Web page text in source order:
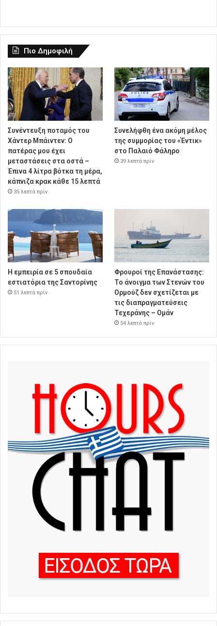
Πιο Δημοφιλή
Συνέντευξη ποταμός του
Χάντερ Μπάιντεν: Ο
πατέρας μου έχει
μεταστάσεις στα οστά –
Έπινα 4 λίτρα βότκα τη μέρα,
κάπνιζα κρακ κάθε 15 λεπτά
35 λεπτά πρίν
Συνελήφθη ένα ακόμη μέλος
της συμμορίας του «Έντικ»
στο Παλαιό Φάληρο
39 λεπτά πρίν
Η εμπειρία σε 5 σπουδαία
εστιατόρια της Σαντορίνης
51 λεπτά πρίν
Φρουροί της Επανάστασης:
Το άνοιγμα των Στενών του
Ορμούζ δεν σχετίζεται με
τις διαπραγματεύσεις
Τεχεράνης – Ομάν
54 λεπτά πρίν